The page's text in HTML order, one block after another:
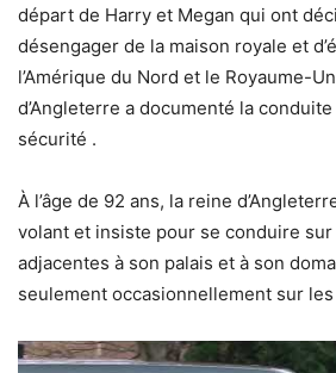
départ de Harry et Megan qui ont
désengager de la maison royale et
l’Amérique du Nord et le Royaume-
d’Angleterre a documenté la
sécurité .
À l’âge de 92 ans, la reine
volant et insiste pour se conduire
adjacentes à son palais et à son
seulement occasionnellement sur